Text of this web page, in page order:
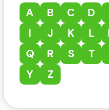
A B C D
I
J K L
Q
R S T
Y
Z